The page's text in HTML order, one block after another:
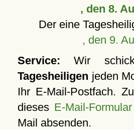
, den 8.
Der eine
, den 9.
Service: Wir
Tagesheiligen jeden
Ihr E-Mail-Postfach.
dieses E-Mail-Formular
Mail absenden.